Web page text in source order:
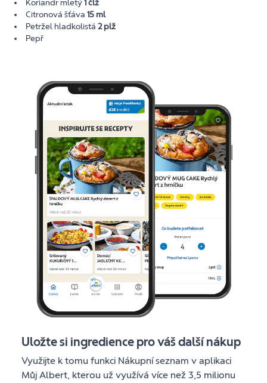
Koriandr mletý1 člž
Citronová šťáva 15 ml
Petržel hladkolistá 2 plž
Pepř
Uložte si ingredience pro váš další nákup
Využijte k tomu funkci Nákupní seznam v aplikaci
Můj Albert, kterou už využívá více než 3,5 milionu